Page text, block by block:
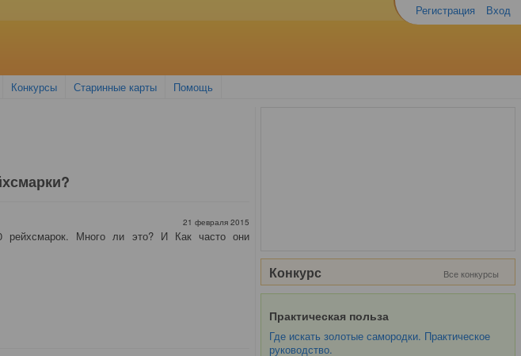
Регистрация Вход
Конкурсы Старинные карты Помощь
21 февраля 2015
рейхсмарок. Много ли это? И Как часто они
Конкурс Все конкурсы
Практическая польза
Где искать золотые самородки. Практическое
руководство.